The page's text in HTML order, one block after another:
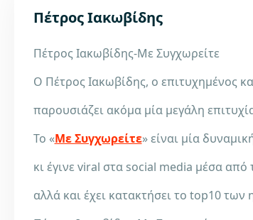
Πέτρος Ιακωβίδης
Πέτρος Ιακωβίδης-Με Συγχωρείτε
Ο Πέτρος Ιακωβίδης, ο επιτυχημένος
παρουσιάζει ακόμα μία μεγάλη
Το «Με Συγχωρείτε» είναι μία
κι έγινε viral στα social media μέσα από
αλλά και έχει κατακτήσει το top10